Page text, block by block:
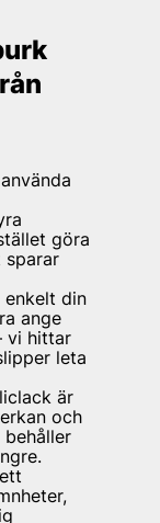
göra
sparar
enkelt din
ange
vi hittar
leta
är
och